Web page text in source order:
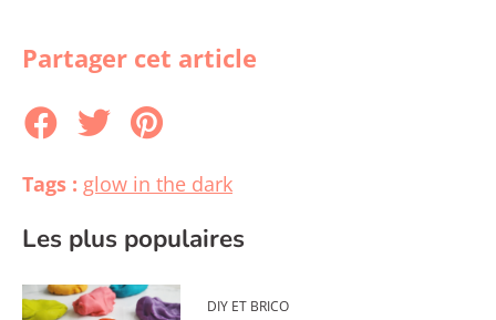
Partager cet article
Tags : glow in the dark
Les plus populaires
DIY ET BRICO